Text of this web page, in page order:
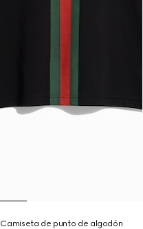
Camiseta de punto de algodón